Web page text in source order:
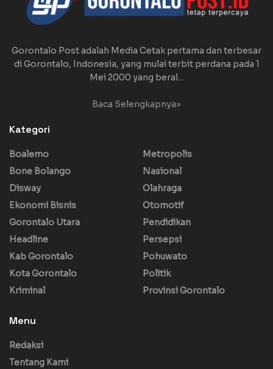
Gorontalo Post adalah Media Cetak pertama dan terbesar
di Gorontalo, Indonesia, yang mulai terbit perdana pada 1
Mei 2000 yang beral...
Baca Selengkapnya»
Kategori
Boalemo
Bone Bolango
Disway
Ekonomi Bisnis
Gorontalo Utara
Headline
Kab Gorontalo
Kota Gorontalo
Kriminal
Metropolis
Nasional
Olahraga
Otomotif
Pendidikan
Persepsi
Pohuwato
Politik
Provinsi Gorontalo
Menu
Redaksi
Tentang Kami